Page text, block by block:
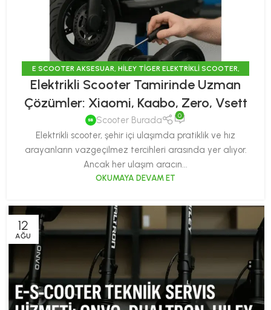
E SCOOTER AKSESUAR HILEY TIGER ELEKTRIKLI SCOOTER
ONVO SCOOTER,SCOOTER HAKKINDA,SIFIR ÜRÜNLER
Elektrikli Scooter Tamirinde Uzman
Çözümler: Xiaomi, Kaabo, Zero, Vsett
Scooter Burada 0
Elektrikli scooter, şehir içi ulaşımda pratiklik ve hız
arayanların vazgeçilmez tercihleri arasında yer alıyor.
Ancak her ulaşım aracın...
OKUMAYA DEVAM ET
12
AĞU